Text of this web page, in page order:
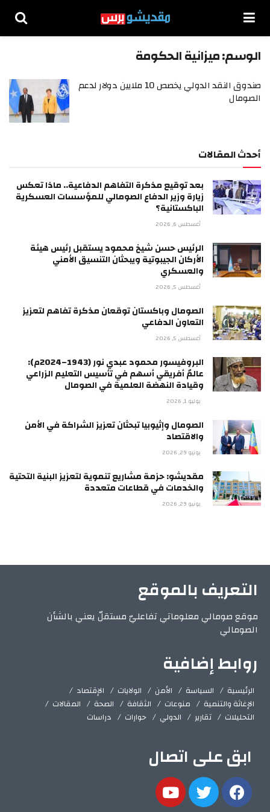
الوسم:ميزانية الحكومة
صندوق النقد الدولي يخصص 10 ملايين دولار لدعم
الصومال
أحدث المقالات
بعد توقيع مذكرة التفاهم الدفاعية.. ماذا تعكس
زيارة وزير الدفاع الصومالي للمؤسسات العسكرية
الباكستانية؟
أغسطس 6, 2026
الرئيس حسن شيخ محمود يستقبل رئيس هيئة
الأركان الجيبوتية ويبحثان التنسيق الأمني
والعسكري
أغسطس 5, 2026
الصومال وباكستان توقعان مذكرة تفاهم لتعزيز
التعاون الدفاعي
أغسطس 5, 2026
البروفيسور محمود عبدي نور (1943–2024م):
عالمٌ أفريقي أسهم في تأسيس التعليم الزراعي
وقيادة النهضة العلمية في الصومال
يوليو 1, 2026
الصومال وإثيوبيا تبحثان تعزيز الشراكة في الأمن
والاقتصاد
يونيو 29, 2026
مقديشو: حزمة مشاريع تنموية لتعزيز البنية التحتية
والخدمات في قطاعات متعددة
يونيو 29, 2026
التعريف بالموقع
موقع صومالي معلوماتي تفاعليّ مستقلّ يعني بالشأن
الصومالي
روابط إضافية
الرئيسية السياسة الأمن الولايات
الإقتصاد
الإغاثة والتنمية
منوعات الثقافة الصحة
المقالات
التحليلات
تقارير الدولي حوارات دراسات
ابق على اتصال